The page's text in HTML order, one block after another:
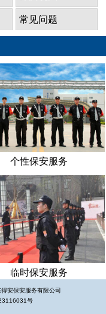
常见问题
个性保安服务
临时保安服务
安保安服务有限公司
号